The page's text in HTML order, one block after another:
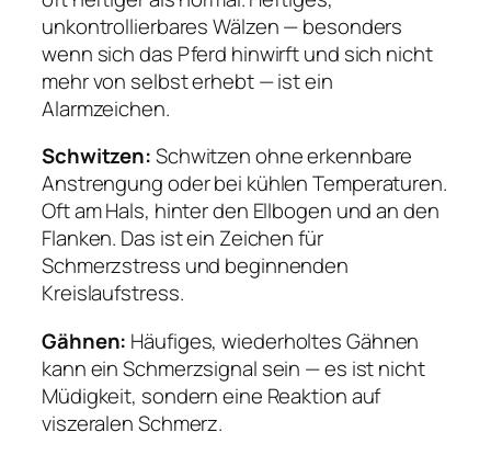
unkontrollierbares Wälzen — besonders
wenn sich das Pferd hinwirft und sich nicht
mehr von selbst erhebt — ist ein
Alarmzeichen.
Schwitzen:Schwitzen ohne erkennbare
Anstrengung oder bei kühlen Temperaturen.
Oft am Hals, hinter den Ellbogen und an den
Flanken. Das ist ein Zeichen für
Schmerzstress und beginnenden
Kreislaufstress.
Gähnen: Häufiges, wiederholtes Gähnen
kann ein Schmerzsignal sein — es ist nicht
Müdigkeit, sondern eine Reaktion auf
viszeralen Schmerz.